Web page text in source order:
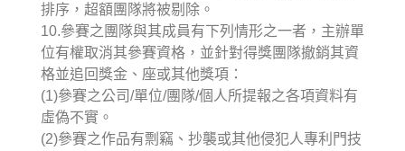
排序，超額團隊將被剔除。
10.參賽之團隊與其成員有下列情形之一者，主辦單
位有權取消其參賽資格，並針對得獎團隊撤銷其資
格並追回獎金、座或其他獎項：
(1)參賽之公司/單位/團隊/個人所提報之各項資料有
虛偽不實。
(2)參賽之作品有剽竊、抄襲或其他侵犯人專利門技